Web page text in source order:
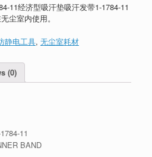
11经济型吸汗垫吸汗发带1-1784-11
尘室内使用。
静电工具, 无尘室耗材
(0)
11
BAND